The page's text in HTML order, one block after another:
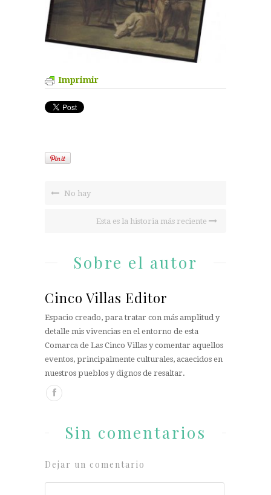
Imprimir
No hay
Esta es la historia más reciente
Sobre el autor
Cinco Villas Editor
Espacio creado, para tratar con más amplitud y
detalle mis vivencias en el entorno de esta
Comarca de Las Cinco Villas y comentar aquellos
eventos, principalmente culturales, acaecidos en
nuestros pueblos y dignos de resaltar.
Sin comentarios
Dejar un comentario